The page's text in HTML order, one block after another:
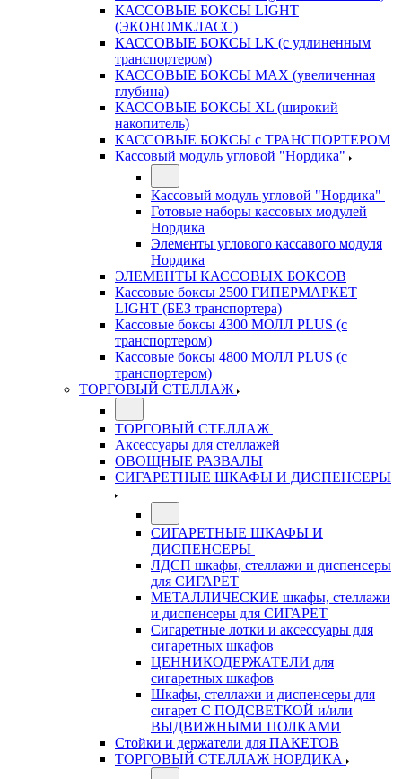
КАССОВЫЕ БОКСЫ LIGHT
(ЭКОНОМКЛАСС)
КАССОВЫЕ БОКСЫ LK (с удлиненным
транспортером)
КАССОВЫЕ БОКСЫ MAX (увеличенная
глубина)
КАССОВЫЕ БОКСЫ XL (широкий
накопитель)
КАССОВЫЕ БОКСЫ с ТРАНСПОРТЕРОМ
Кассовый модуль угловой "Нордика"
Кассовый модуль угловой "Нордика"
Готовые наборы кассовых модулей
Нордика
Элементы углового кассавого модуля
Нордика
ЭЛЕМЕНТЫ КАССОВЫХ БОКСОВ
Кассовые боксы 2500 ГИПЕРМАРКЕТ
LIGHT (БЕЗ транспортера)
Кассовые боксы 4300 МОЛЛ PLUS (с
транспортером)
Кассовые боксы 4800 МОЛЛ PLUS (с
транспортером)
ТОРГОВЫЙ СТЕЛЛАЖ
ТОРГОВЫЙ СТЕЛЛАЖ
Аксессуары для стеллажей
ОВОЩНЫЕ РАЗВАЛЫ
СИГАРЕТНЫЕ ШКАФЫ И ДИСПЕНСЕРЫ
СИГАРЕТНЫЕ ШКАФЫ И
ДИСПЕНСЕРЫ
ЛДСП шкафы, стеллажи и диспенсеры
для СИГАРЕТ
МЕТАЛЛИЧЕСКИЕ шкафы, стеллажи
и диспенсеры для СИГАРЕТ
Сигаретные лотки и аксессуары для
сигаретных шкафов
ЦЕННИКОДЕРЖАТЕЛИ для
сигаретных шкафов
Шкафы, стеллажи и диспенсеры для
сигарет С ПОДСВЕТКОЙ и/или
ВЫДВИЖНЫМИ ПОЛКАМИ
Стойки и держатели для ПАКЕТОВ
ТОРГОВЫЙ СТЕЛЛАЖ НОРДИКА